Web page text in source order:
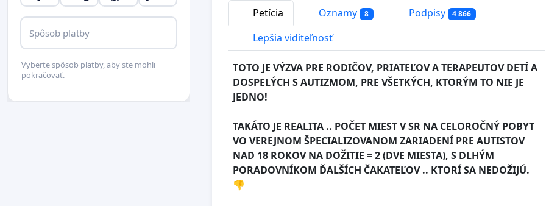
Petícia Oznamy 8 Podpisy 4 866
Lepšia viditeľnosť
TOTO JE VÝZVA PRE RODIČOV, PRIATEĽOV A TERAPEUTOV DETÍ A
DOSPELÝCH S AUTIZMOM, PRE VŠETKÝCH, KTORÝM TO NIE JE
JEDNO!
TAKÁTO JE REALITA .. POČET MIEST V SR NA CELOROČNÝ POBYT
VO VEREJNOM ŠPECIALIZOVANOM ZARIADENÍ PRE AUTISTOV
NAD 18 ROKOV NA DOŽITIE = 2 (DVE MIESTA), S DLHÝM
PORADOVNÍKOM ĎALŠÍCH ČAKATEĽOV .. KTORÍ SA NEDOŽIJÚ.
👎
Spôsob platby
Vyberte spôsob platby, aby ste mohli
pokračovať.